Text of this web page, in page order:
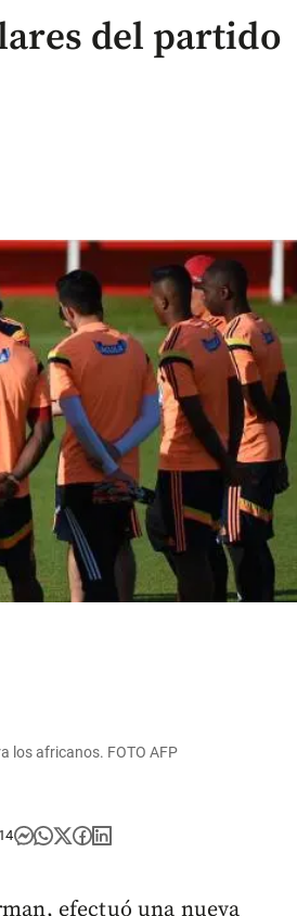
del partido
los africanos. FOTO AFP
efectuó una nueva